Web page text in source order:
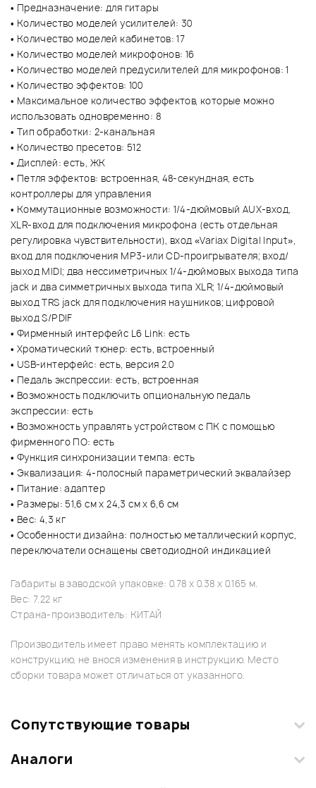
• Предназначение: для гитары
• Количество моделей усилителей: 30
• Количество моделей кабинетов: 17
• Количество моделей микрофонов: 16
• Количество моделей предусилителей для микрофонов: 1
• Количество эффектов: 100
• Максимальное количество эффектов, которые можно
использовать одновременно: 8
• Тип обработки: 2-канальная
• Количество пресетов: 512
• Дисплей: есть, ЖК
• Петля эффектов: встроенная, 48-секундная, есть
контроллеры для управления
• Коммутационные возможности: 1/4-дюймовый AUX-вход,
XLR-вход для подключения микрофона (есть отдельная
регулировка чувствительности), вход «Variax Digital Input»,
вход для подключения MP3-или CD-проигрывателя; вход/
выход MIDI; два нессиметричных 1/4-дюймовых выхода типа
jack и два симметричных выхода типа XLR; 1/4-дюймовый
выход TRS jack для подключения наушников; цифровой
выход S/PDIF
• Фирменный интерфейс L6 Link: есть
• Хроматический тюнер: есть, встроенный
• USB-интерфейс: есть, версия 2.0
• Педаль экспрессии: есть, встроенная
• Возможность подключить опциональную педаль
экспрессии: есть
• Возможность управлять устройством с ПК с помощью
фирменного ПО: есть
• Функция синхронизации темпа: есть
• Эквализация: 4-полосный параметрический эквалайзер
• Питание: адаптер
• Размеры: 51,6 см х 24,3 см х 6,6 см
• Вес: 4,3 кг
• Особенности дизайна: полностью металлический корпус,
переключатели оснащены светодиодной индикацией
Габариты в заводской упаковке: 0.78 x 0.38 x 0.165 м.
Вес: 7.22 кг
Страна-производитель: КИТАЙ
Производитель имеет право менять комплектацию и
конструкцию, не внося изменения в инструкцию. Место
сборки товара может отличаться от указанного.
Сопутствующие товары
Аналоги